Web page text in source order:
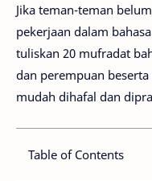
Jika teman-teman
pekerjaan dalam
tuliskan 20 mufradat
dan perempuan
mudah dihafal dan
Table of Contents